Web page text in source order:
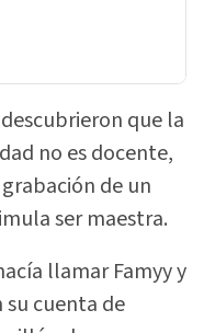
que la
no es docente,
de un
ser maestra.
llamar Famyy y
cuenta de